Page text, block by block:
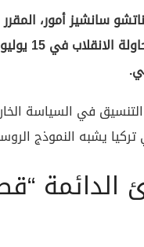
سانشيز أمور،
في السياسة
تركيا يشبه النموذج
الدائمة